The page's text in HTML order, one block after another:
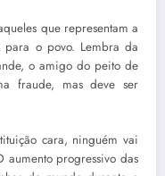
que representam a
o povo. Lembra da
o amigo do peito de
fraude, mas deve ser
cara, ninguém vai
aumento progressivo das